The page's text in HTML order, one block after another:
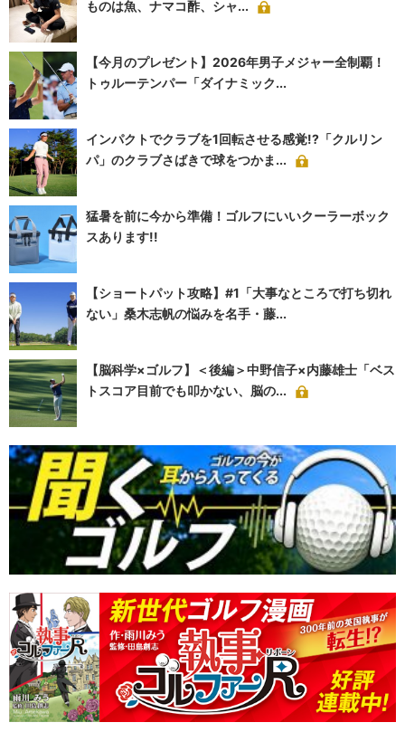
ものは魚、ナマコ酢、シャ...
【今月のプレゼント】2026年男子メジャー全制覇！
トゥルーテンパー「ダイナミック...
インパクトでクラブを1回転させる感覚!?「クルリン
パ」のクラブさばきで球をつかま...
猛暑を前に今から準備！ゴルフにいいクーラーボック
スあります!!
【ショートパット攻略】#1「大事なところで打ち切れ
ない」桑木志帆の悩みを名手・藤...
【脳科学×ゴルフ】＜後編＞中野信子×内藤雄士「ベス
トスコア目前でも叩かない、脳の...